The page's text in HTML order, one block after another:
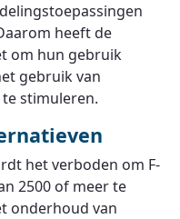
heeft de
om hun gebruik
gebruik van
stimuleren.
het verboden om F-
2500 of meer te
onderhoud van